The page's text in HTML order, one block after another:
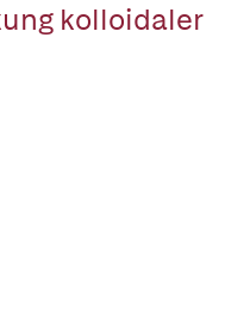
kolloidaler